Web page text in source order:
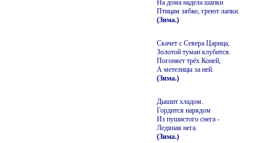
На дома надела шапки
Птицам зябко, греют лапки.
(Зима.)
Скачет с Севера Царица,
Золотой туман клубится.
Погоняет трёх Коней,
А метелицы за ней.
(Зима.)
Дышит хладом.
Гордится нарядом
Из пушистого снега -
Ледяная нега.
(Зима.)